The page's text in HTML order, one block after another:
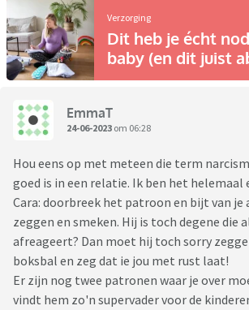
Verzorging
Dit heb je écht
baby (en dit juist
EmmaT
24-06-2023 om 06:28
Hou eens op met meteen die term
goed is in een relatie. Ik ben het helemaal
Cara: doorbreek het patroon en bijt van je
zeggen en smeken. Hij is toch degene die
afreageert? Dan moet hij toch sorry
boksbal en zeg dat ie jou met rust laat!
Er zijn nog twee patronen waar je over
vindt hem zo'n supervader voor de